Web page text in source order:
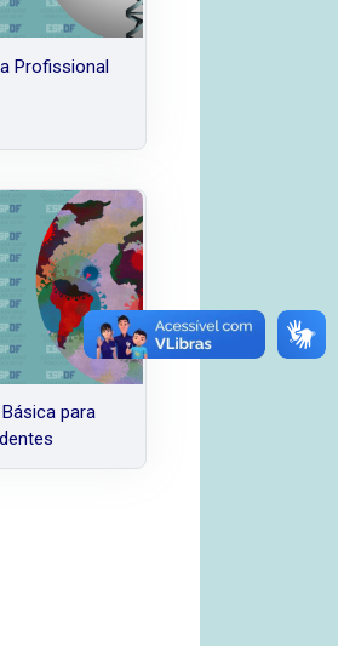
Profissional
para Profissionais de Saúde
para